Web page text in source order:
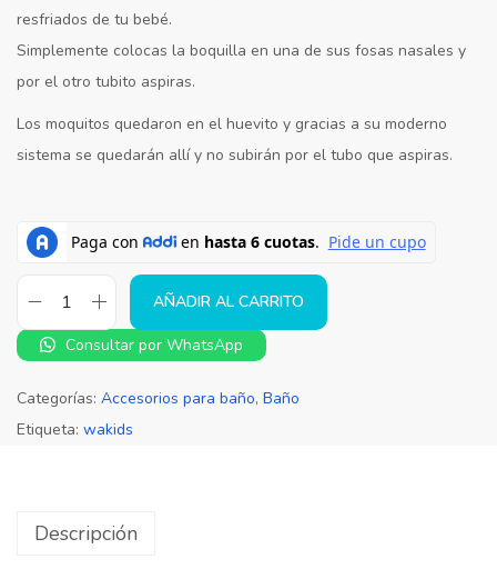
resfriados de tu bebé.
Simplemente colocas la boquilla en una de sus fosas nasales y
por el otro tubito aspiras.
Los moquitos quedaron en el huevito y gracias a su moderno
sistema se quedarán allí y no subirán por el tubo que aspiras.
AÑADIR AL CARRITO
Consultar por WhatsApp
Categorías: Accesorios para baño, Baño
Etiqueta: wakids
Descripción